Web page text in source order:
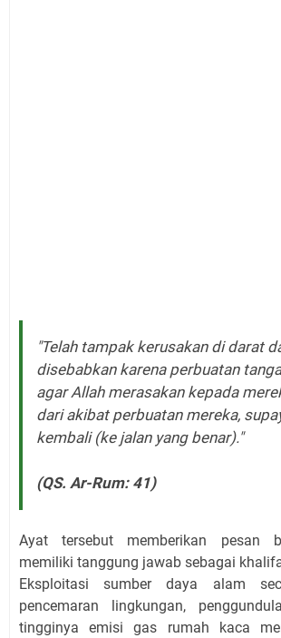
"Telah tampak kerusakan di darat
disebabkan karena perbuatan
agar Allah merasakan kepada
dari akibat perbuatan mereka,
kembali (ke jalan yang benar)."
(QS. Ar-Rum: 41)
Ayat tersebut memberikan pesan
memiliki tanggung jawab sebagai
Eksploitasi sumber daya alam
pencemaran lingkungan,
tingginya emisi gas rumah kaca